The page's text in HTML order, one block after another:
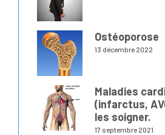
Ostéoporose
13 décembre 2022
Maladies
(infarctus,
les soigner.
17 septembre 2021